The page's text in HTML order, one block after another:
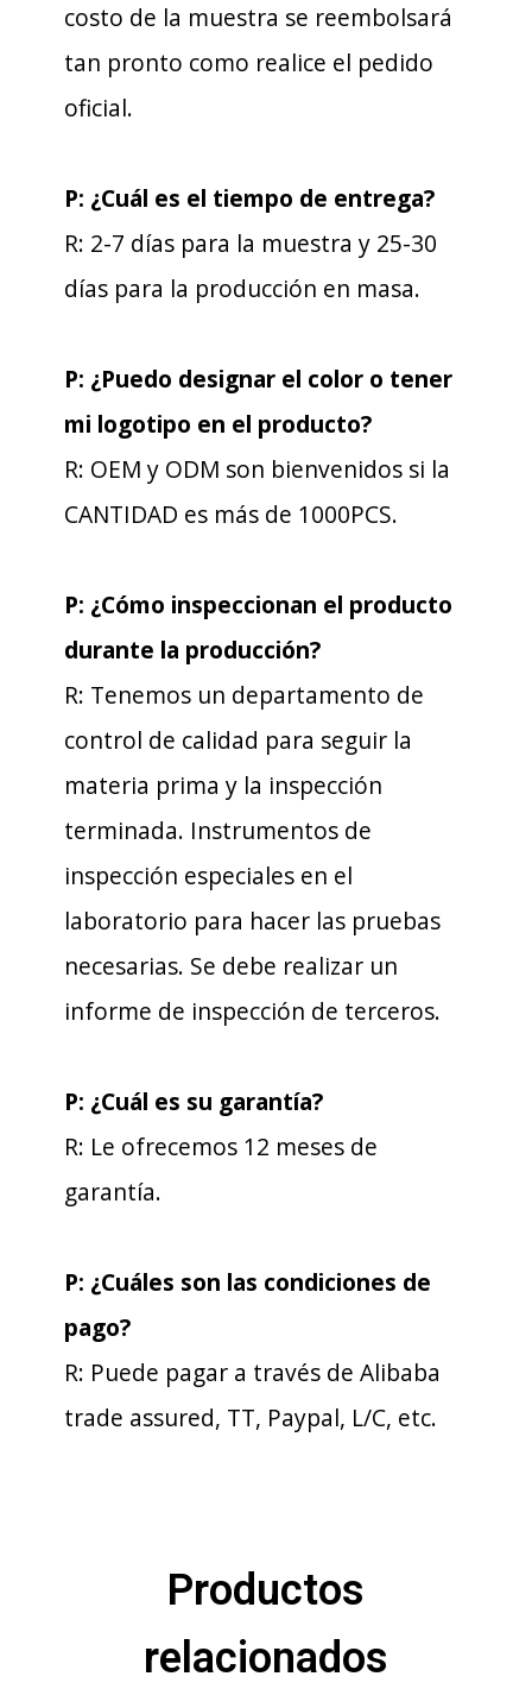
costo de la muestra se reembolsará
tan pronto como realice el pedido
oficial.
P: ¿Cuál es el tiempo de entrega?
R: 2-7 días para la muestra y 25-30
días para la producción en masa.
P: ¿Puedo designar el color o tener
mi logotipo en el producto?
R: OEM y ODM son bienvenidos si la
CANTIDAD es más de 1000PCS.
P: ¿Cómo inspeccionan el producto
durante la producción?
R: Tenemos un departamento de
control de calidad para seguir la
materia prima y la inspección
terminada. Instrumentos de
inspección especiales en el
laboratorio para hacer las pruebas
necesarias. Se debe realizar un
informe de inspección de terceros.
P: ¿Cuál es su garantía?
R: Le ofrecemos 12 meses de
garantía.
P: ¿Cuáles son las condiciones de
pago?
R: Puede pagar a través de Alibaba
trade assured, TT, Paypal, L/C, etc.
Productos
relacionados